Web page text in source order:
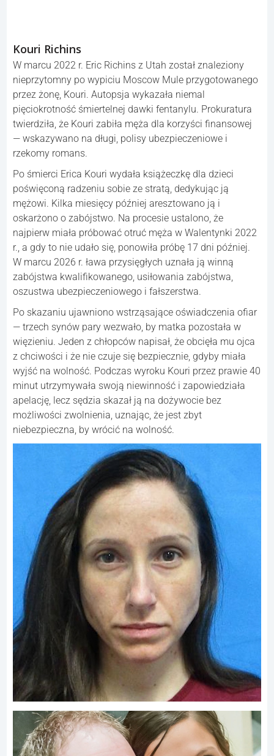
Kouri Richins
W marcu 2022 r. Eric Richins z Utah został znaleziony
nieprzytomny po wypiciu Moscow Mule przygotowanego
przez żonę, Kouri. Autopsja wykazała niemal
pięciokrotność śmiertelnej dawki fentanylu. Prokuratura
twierdziła, że Kouri zabiła męża dla korzyści finansowej
— wskazywano na długi, polisy ubezpieczeniowe i
rzekomy romans.
Po śmierci Erica Kouri wydała książeczkę dla dzieci
poświęconą radzeniu sobie ze stratą, dedykując ją
mężowi. Kilka miesięcy później aresztowano ją i
oskarżono o zabójstwo. Na procesie ustalono, że
najpierw miała próbować otruć męża w Walentynki 2022
r., a gdy to nie udało się, ponowiła próbę 17 dni później.
W marcu 2026 r. ława przysięgłych uznała ją winną
zabójstwa kwalifikowanego, usiłowania zabójstwa,
oszustwa ubezpieczeniowego i fałszerstwa.
Po skazaniu ujawniono wstrząsające oświadczenia ofiar
— trzech synów pary wezwało, by matka pozostała w
więzieniu. Jeden z chłopców napisał, że obcięła mu ojca
z chciwości i że nie czuje się bezpiecznie, gdyby miała
wyjść na wolność. Podczas wyroku Kouri przez prawie 40
minut utrzymywała swoją niewinność i zapowiedziała
apelację, lecz sędzia skazał ją na dożywocie bez
możliwości zwolnienia, uznając, że jest zbyt
niebezpieczna, by wrócić na wolność.